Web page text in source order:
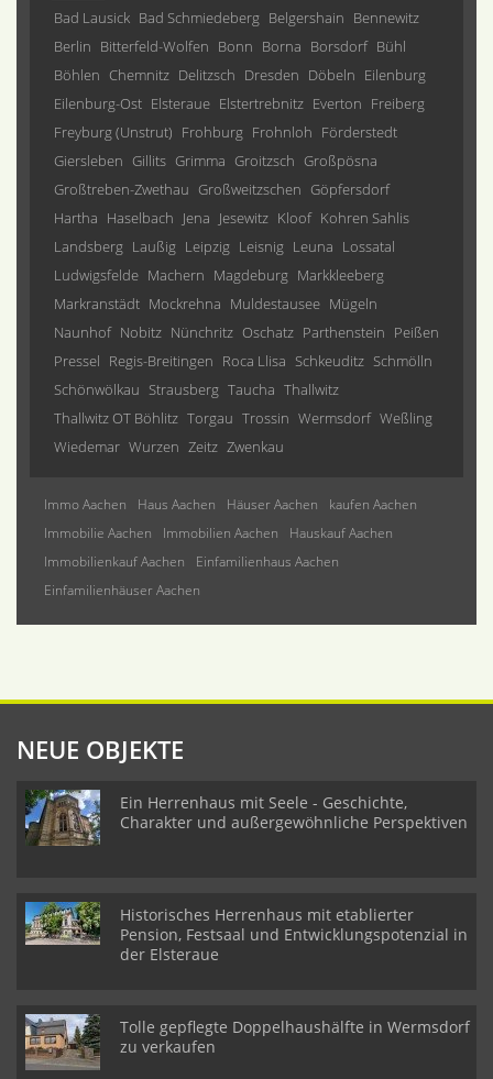
Bad Lausick Bad Schmiedeberg Belgershain Bennewitz
Berlin Bitterfeld-Wolfen Bonn Borna Borsdorf Bühl
Böhlen Chemnitz Delitzsch Dresden Döbeln Eilenburg
Eilenburg-Ost Elsteraue Elstertrebnitz Everton Freiberg
Freyburg (Unstrut) Frohburg Frohnloh Förderstedt
Giersleben Gillits Grimma Groitzsch Großpösna
Großtreben-Zwethau Großweitzschen Göpfersdorf
Hartha Haselbach Jena Jesewitz Kloof Kohren Sahlis
Landsberg Laußig Leipzig Leisnig Leuna Lossatal
Ludwigsfelde Machern Magdeburg Markkleeberg
Markranstädt Mockrehna Muldestausee Mügeln
Naunhof Nobitz Nünchritz Oschatz Parthenstein Peißen
Pressel Regis-Breitingen Roca Llisa Schkeuditz Schmölln
Schönwölkau Strausberg Taucha Thallwitz
Thallwitz OT Böhlitz Torgau Trossin Wermsdorf Weßling
Wiedemar Wurzen Zeitz Zwenkau
Immo Aachen Haus Aachen Häuser Aachen
kaufen Aachen
Immobilie Aachen
Immobilien Aachen
Hauskauf Aachen
Immobilienkauf Aachen
Einfamilienhaus Aachen
Einfamilienhäuser Aachen
NEUE OBJEKTE
Ein Herrenhaus mit Seele - Geschichte,
Charakter und außergewöhnliche Perspektiven
Historisches Herrenhaus mit etablierter
Pension, Festsaal und Entwicklungspotenzial in
der Elsteraue
Tolle gepflegte Doppelhaushälfte in Wermsdorf
zu verkaufen